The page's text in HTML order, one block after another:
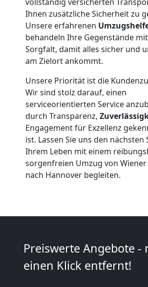
Ihnen zusätzliche Sicherheit zu
Unsere erfahrenen
behandeln Ihre Gegenstände
Sorgfalt, damit alles sicher und
am Zielort ankommt.
Unsere Priorität ist die
Wir sind stolz darauf, einen
serviceorientierten Service
durch Transparenz,
Engagement für Exzellenz
ist. Lassen Sie uns den nächsten
Ihrem Leben mit einem
sorgenfreien Umzug von
nach Hannover begleiten.
Preiswerte Angebote -
einen Klick entfernt!
Möbelmontage
Wiener
Neustadt
Möbeltransport
Wiener
Neustadt
Beiladung
Wiener
Neustadt